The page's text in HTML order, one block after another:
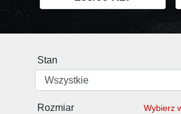
Stan
Wszystkie
Rozmiar Wybierz